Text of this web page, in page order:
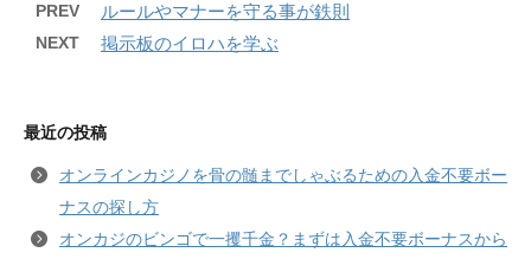
PREV ルールやマナーを守る事が鉄則
NEXT 掲示板のイロハを学ぶ
最近の投稿
オンラインカジノを骨の髄までしゃぶるための入金不要ボー
ナスの探し方
オンカジのビンゴで一攫千金？まずは入金不要ボーナスから